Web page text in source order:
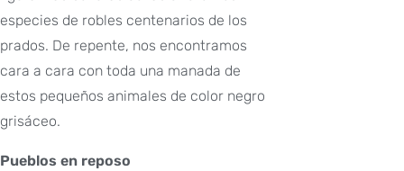
especies de robles centenarios de los
prados. De repente, nos encontramos
cara a cara con toda una manada de
estos pequeños animales de color negro
grisáceo.
Pueblos en reposo